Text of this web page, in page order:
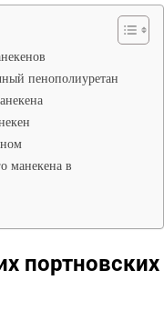
пенополиуретан
манекена в
портновских